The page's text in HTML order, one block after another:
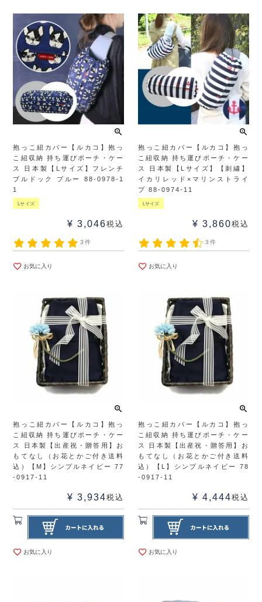
抱っこ紐カバー【ルカコ】抱っ
こ紐収納 持ち運びポーチ・ケー
ス 日本製【Lサイズ】フレンチ
ブルドック ブルー 88-0978-1
1
Lサイズ
¥ 3,046税込
3件
お気に入り
抱っこ紐カバー【ルカコ】抱っ
こ紐収納 持ち運びポーチ・ケー
ス 日本製【Lサイズ】【刺繍】
イカリレッド×マリンストライ
プ 88-0974-11
Lサイズ
¥ 3,860税込
3件
お気に入り
抱っこ紐カバー【ルカコ】抱っ
こ紐収納 持ち運びポーチ・ケー
ス 日本製【出産祝・贈答用】お
もてなし（お花とかご付き送料
込）【M】シンプルネイビー 77
-0917-11
¥ 3,934税込
お気に入り
抱っこ紐カバー【ルカコ】抱っ
こ紐収納 持ち運びポーチ・ケー
ス 日本製【出産祝・贈答用】お
もてなし（お花とかご付き送料
込）【L】シンプルネイビー 78
-0917-11
¥ 4,444税込
お気に入り